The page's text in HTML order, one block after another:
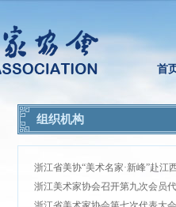
首
组织机构
浙江省美协“美术名家·新峰”赴江
浙江美术家协会召开第九次会员